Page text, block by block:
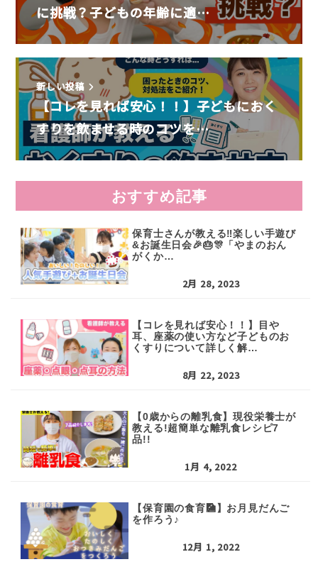
に挑戦？子どもの年齢に適…
新しい投稿
【コレを見れば安心！！】子どもにおく
すりを飲ませる時のコツを…
おすすめ記事
保育士さんが教える‼️楽しい手遊び
&お誕生日会🎉🎂🎊「やまのおん
がくか…
2月 28, 2023
【コレを見れば安心！！】目や
耳、座薬の使い方など子どものお
くすりについて詳しく解…
8月 22, 2023
【0歳からの離乳食】現役栄養士が
教える!超簡単な離乳食レシピ7
品!!
1月 4, 2022
【保育園の食育🎑】お月見だんご
を作ろう♪
12月 1, 2022